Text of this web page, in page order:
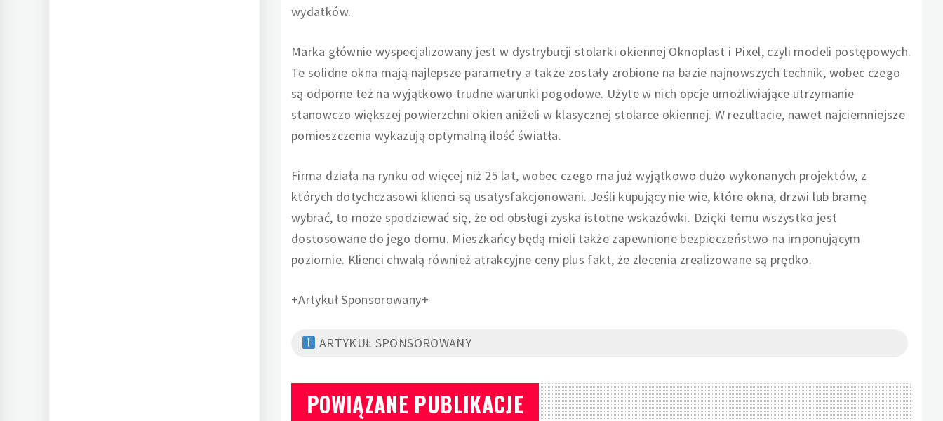
wydatków.
Marka głównie wyspecjalizowany jest w dystrybucji stolarki okiennej Oknoplast i Pixel, czyli modeli postępowych.
Te solidne okna mają najlepsze parametry a także zostały zrobione na bazie najnowszych technik, wobec czego
są odporne też na wyjątkowo trudne warunki pogodowe. Użyte w nich opcje umożliwiające utrzymanie
stanowczo większej powierzchni okien aniżeli w klasycznej stolarce okiennej. W rezultacie, nawet najciemniejsze
pomieszczenia wykazują optymalną ilość światła.
Firma działa na rynku od więcej niż 25 lat, wobec czego ma już wyjątkowo dużo wykonanych projektów, z
których dotychczasowi klienci są usatysfakcjonowani. Jeśli kupujący nie wie, które okna, drzwi lub bramę
wybrać, to może spodziewać się, że od obsługi zyska istotne wskazówki. Dzięki temu wszystko jest
dostosowane do jego domu. Mieszkańcy będą mieli także zapewnione bezpieczeństwo na imponującym
poziomie. Klienci chwalą również atrakcyjne ceny plus fakt, że zlecenia zrealizowane są prędko.
+Artykuł Sponsorowany+
ARTYKUŁ SPONSOROWANY
POWIĄZANE PUBLIKACJE